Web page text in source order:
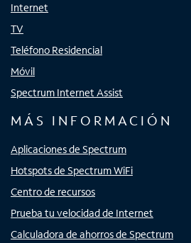
Internet
TV
Teléfono Residencial
Móvil
Spectrum Internet Assist
MÁS INFORMACIÓN
Aplicaciones de Spectrum
Hotspots de Spectrum WiFi
Centro de recursos
Prueba tu velocidad de Internet
Calculadora de ahorros de Spectrum